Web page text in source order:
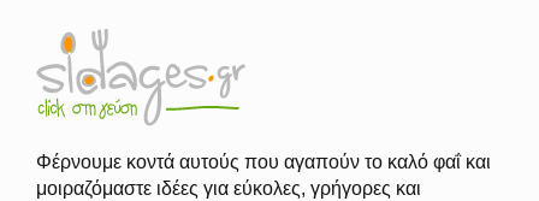
Φέρνουμε κοντά αυτούς που αγαπούν το καλό φαΐ και
μοιραζόμαστε ιδέες για εύκολες, γρήγορες και